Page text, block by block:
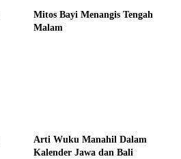
Mitos Bayi Menangis Tengah
Malam
Arti Wuku Manahil Dalam
Kalender Jawa dan Bali